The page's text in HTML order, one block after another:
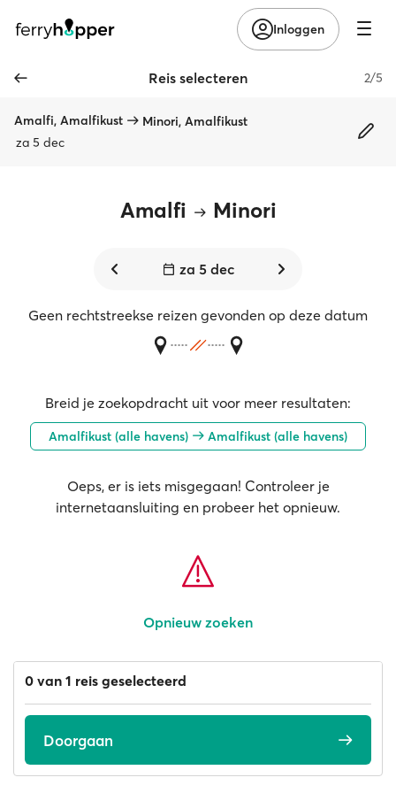
Inloggen
Reis selecteren 2/5
Amalfi, Amalfikust
Minori, Amalfikust
za 5 dec
Amalfi Minori
za 5 dec
Geen rechtstreekse reizen gevonden op deze datum
Breid je zoekopdracht uit voor meer resultaten:
Amalfikust (alle havens) Amalfikust (alle havens)
Oeps, er is iets misgegaan! Controleer je
internetaansluiting en probeer het opnieuw.
Opnieuw zoeken
0 van 1 reis geselecteerd
Doorgaan